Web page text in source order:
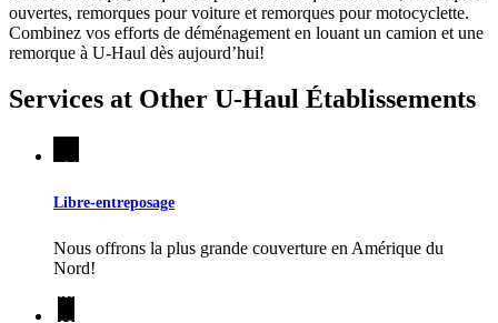
ouvertes, remorques pour voiture et remorques pour motocyclette.
Combinez vos efforts de déménagement en louant un camion et une
remorque à U-Haul dès aujourd’hui!
Services at Other U-Haul Établissements
Libre-entreposage
Nous offrons la plus grande couverture en Amérique du
Nord!